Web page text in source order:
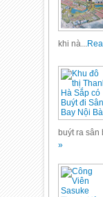
khi nà...
buýt ra sân
»